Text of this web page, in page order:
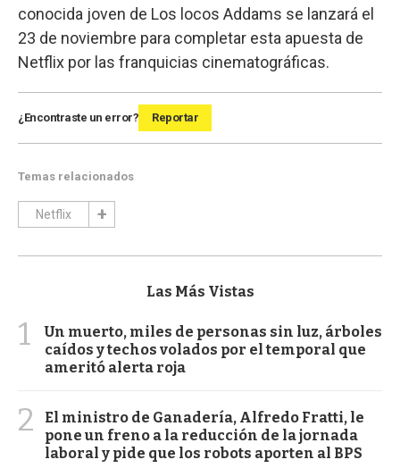
conocida joven de Los locos Addams se lanzará el
23 de noviembre para completar esta apuesta de
Netflix por las franquicias cinematográficas.
¿Encontraste un error? Reportar
Temas relacionados
Netflix
Las Más Vistas
1
Un muerto, miles de personas sin luz, árboles
caídos y techos volados por el temporal que
ameritó alerta roja
2
El ministro de Ganadería, Alfredo Fratti, le
pone un freno a la reducción de la jornada
laboral y pide que los robots aporten al BPS